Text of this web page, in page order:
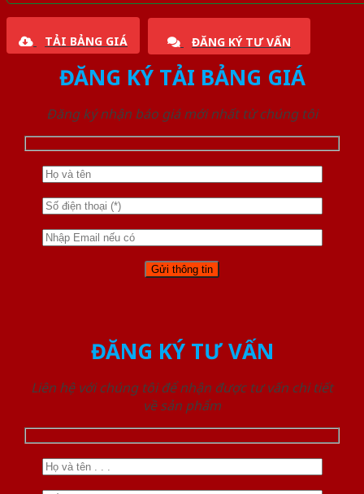
TẢI BẢNG GIÁ ĐĂNG KÝ TƯ VẤN
ĐĂNG KÝ TẢI BẢNG GIÁ
Đăng ký nhận báo giá mới nhất từ chúng tôi
ĐĂNG KÝ TƯ VẤN
Liên hệ với chúng tôi để nhận được tư vấn chi tiết
về sản phẩm